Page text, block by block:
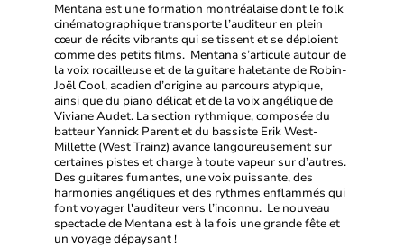
Mentana est une formation montréalaise dont le folk
cinématographique transporte l’auditeur en plein
cœur de récits vibrants qui se tissent et se déploient
comme des petits films. Mentana s’articule autour de
la voix rocailleuse et de la guitare haletante de Robin-
Joël Cool, acadien d’origine au parcours atypique,
ainsi que du piano délicat et de la voix angélique de
Viviane Audet. La section rythmique, composée du
batteur Yannick Parent et du bassiste Erik West-
Millette (West Trainz) avance langoureusement sur
certaines pistes et charge à toute vapeur sur d’autres.
Des guitares fumantes, une voix puissante, des
harmonies angéliques et des rythmes enflammés qui
font voyager l'auditeur vers l’inconnu. Le nouveau
spectacle de Mentana est à la fois une grande fête et
un voyage dépaysant !